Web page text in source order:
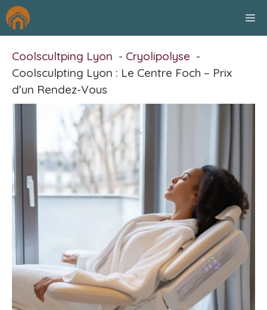
Aller
au
Coolscultping Lyon
Cryolipolyse
Coolsculpting Lyon : Le Centre Foch – Prix
d’un Rendez-Vous